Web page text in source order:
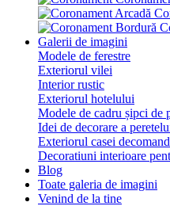
Galerii de imagini
Modele de ferestre
Exteriorul vilei
Interior rustic
Exteriorul hotelului
Modele de cadru șipci de
Idei de decorare a
Exteriorul casei
Decoratiuni interioare
Blog
Toate galeria de imagini
Venind de la tine